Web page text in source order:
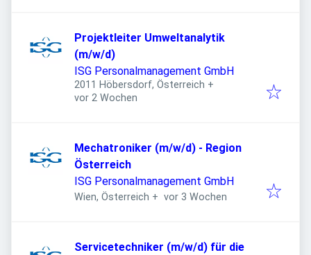
Projektleiter Umweltanalytik
(m/w/d)
ISG Personalmanagement GmbH
2011 Höbersdorf, Österreich +
Veröffentlicht
vor 2 Wochen
Mechatroniker (m/w/d) - Region
Österreich
ISG Personalmanagement GmbH
Wien, Österreich + Veröffentlicht
vor 3 Wochen
Servicetechniker (m/w/d) für die